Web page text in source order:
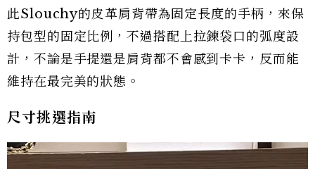
此Slouchy的皮革肩背帶為固定長度的手柄，來保
持包型的固定比例，不過搭配上拉鍊袋口的弧度設
計，不論是手提還是肩背都不會感到卡卡，反而能
維持在最完美的狀態。
尺寸挑選指南